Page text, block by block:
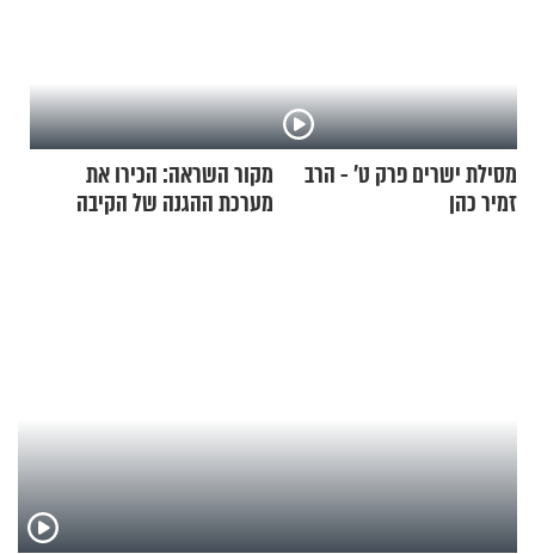
מסילת ישרים פרק ט’ - הרב
זמיר כהן
מקור השראה: הכירו את
מערכת ההגנה של הקיבה